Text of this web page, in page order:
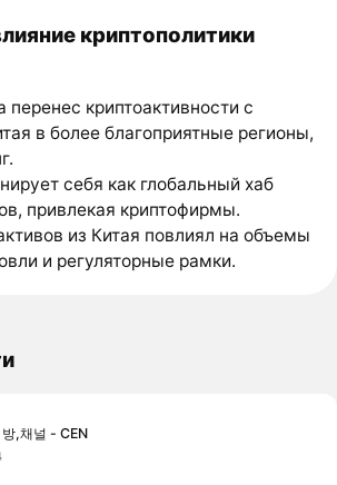
криптополитики
перенес криптоактивности с
в более благоприятные регионы,
себя как глобальный хаб
привлекая криптофирмы.
из Китая повлиял на объемы
и регуляторные рамки.
,채널 - CEN